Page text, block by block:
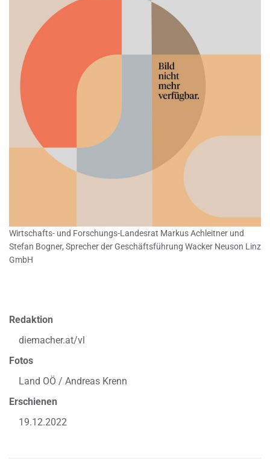
Wirtschafts- und Forschungs-Landesrat Markus Achleitner und
Stefan Bogner, Sprecher der Geschäftsführung Wacker Neuson Linz
GmbH
Redaktion
diemacher.at/vl
Fotos
Land OÖ / Andreas Krenn
Erschienen
19.12.2022